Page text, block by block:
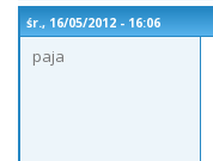
śr., 16/05/2012 - 16:06
paja